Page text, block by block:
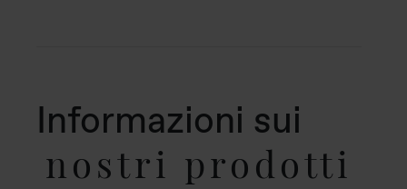
Informazioni sui
nostri prodotti